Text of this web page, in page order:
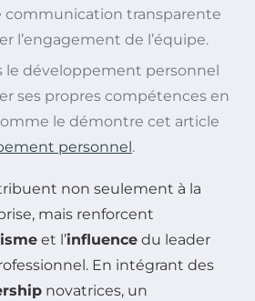
communication transparente
l’engagement de l’équipe.
le développement personnel
ses propres compétences en
le démontre cet article
personnel .
non seulement à la
mais renforcent
et l’influence du leader
En intégrant des
novatrices, un